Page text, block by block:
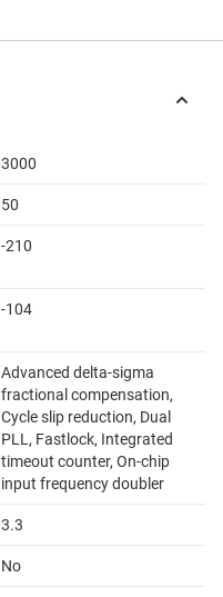
3000
50
-210
-104
Advanced delta-sigma
fractional compensation,
Cycle slip reduction, Dual
PLL, Fastlock, Integrated
timeout counter, On-chip
input frequency doubler
3.3
No